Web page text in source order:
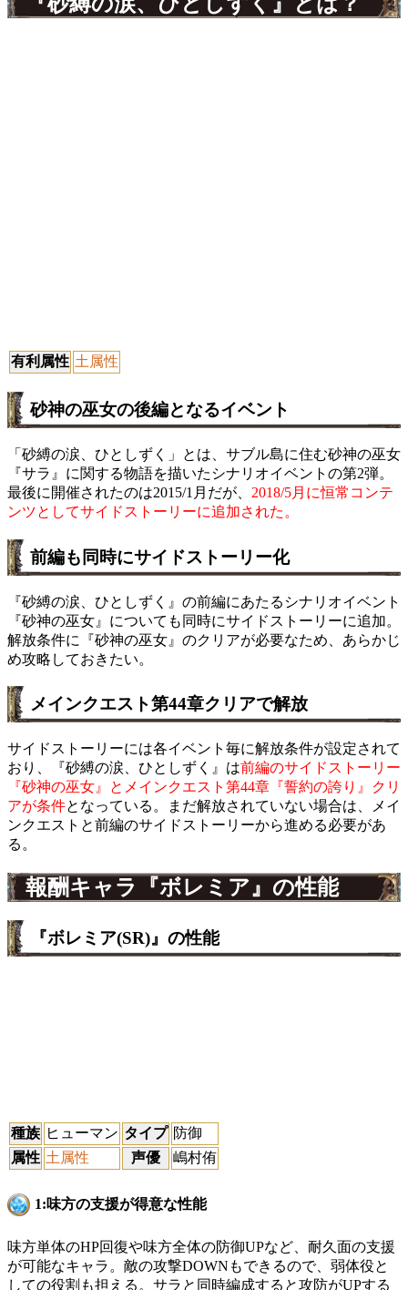
有利属性 土属性
砂神の巫女の後編となるイベント
「砂縛の涙、ひとしずく」とは、サブル島に住む砂神の巫女
『サラ』に関する物語を描いたシナリオイベントの第2弾。
最後に開催されたのは2015/1月だが、 2018/5月に恒常コンテ
ンツとしてサイドストーリーに追加された。
前編も同時にサイドストーリー化
『砂縛の涙、ひとしずく』の前編にあたるシナリオイベント
『砂神の巫女』についても同時にサイドストーリーに追加。
解放条件に『砂神の巫女』のクリアが必要なため、あらかじ
め攻略しておきたい。
メインクエスト第44章クリアで解放
サイドストーリーには各イベント毎に解放条件が設定されて
おり、『砂縛の涙、ひとしずく』は前編のサイドストーリー
『砂神の巫女』とメインクエスト第44章『誓約の誇り』クリ
アが条件となっている。まだ解放されていない場合は、メイ
ンクエストと前編のサイドストーリーから進める必要があ
る。
報酬キャラ『ボレミア』の性能
『ボレミア(SR)』の性能
種族 ヒューマン タイプ 防御
属性 土属性 声優 嶋村侑
1:味方の支援が得意な性能
味方単体のHP回復や味方全体の防御UPなど、耐久面の支援
が可能なキャラ。敵の攻撃DOWNもできるので、弱体役と
しての役割も担える。サラと同時編成すると攻防がUPする